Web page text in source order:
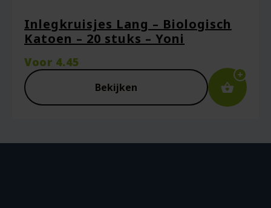
Inlegkruisjes Lang – Biologisch
Katoen – 20 stuks – Yoni
Voor 4.45
Bekijken